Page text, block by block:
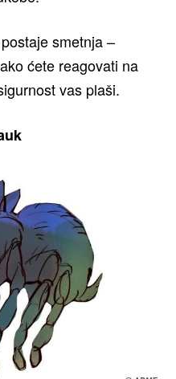
smetnja –
ćete reagovati na
vas plaši.